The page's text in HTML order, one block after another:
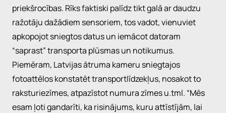
priekšrocības. Rīks faktiski palīdz tikt galā ar daudzu
ražotāju dažādiem sensoriem, tos vadot, vienuviet
apkopojot sniegtos datus un iemācot datoram
“saprast” transporta plūsmas un notikumus.
Piemēram, Latvijas ātruma kameru sniegtajos
fotoattēlos konstatēt transportlīdzekļus, nosakot to
raksturiezīmes, atpazīstot numura zīmes u.tml. “Mēs
esam ļoti gandarīti, ka risinājums, kuru attīstījām, lai